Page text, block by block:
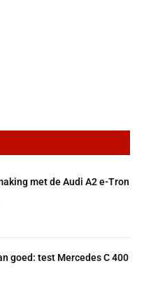
met de Audi A2 e-Tron
goed: test Mercedes C 400